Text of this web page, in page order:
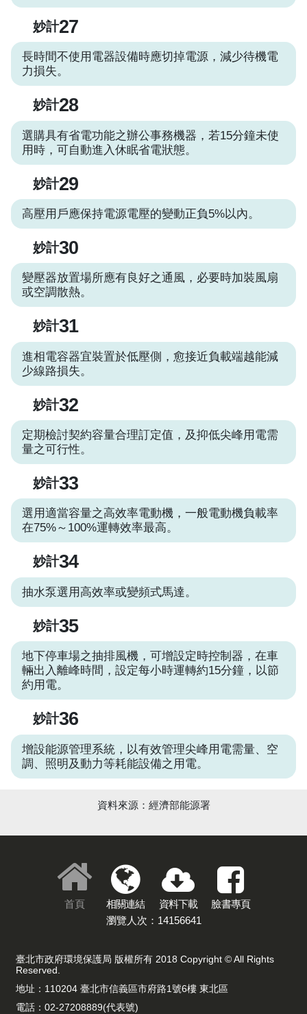
妙計27
長時間不使用電器設備時應切掉電源，減少待機電
力損失。
妙計28
選購具有省電功能之辦公事務機器，若15分鐘未使
用時，可自動進入休眠省電狀態。
妙計29
高壓用戶應保持電源電壓的變動正負5%以內。
妙計30
變壓器放置場所應有良好之通風，必要時加裝風扇
或空調散熱。
妙計31
進相電容器宜裝置於低壓側，愈接近負載端越能減
少線路損失。
妙計32
定期檢討契約容量合理訂定值，及抑低尖峰用電需
量之可行性。
妙計33
選用適當容量之高效率電動機，一般電動機負載率
在75%～100%運轉效率最高。
妙計34
抽水泵選用高效率或變頻式馬達。
妙計35
地下停車場之抽排風機，可增設定時控制器，在車
輛出入離峰時間，設定每小時運轉約15分鐘，以節
約用電。
妙計36
增設能源管理系統，以有效管理尖峰用電需量、空
調、照明及動力等耗能設備之用電。
資料來源：經濟部能源署
首頁 相關連結 資料下載
臉書專頁
瀏覽人次：14156641
臺北市政府環境保護局 版權所有 2018 Copyright © All Rights
Reserved.
地址：110204 臺北市信義區市府路1號6樓 東北區
電話：02-27208889(代表號)